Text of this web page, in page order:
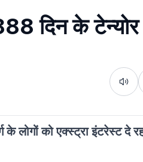
दिन के टेन्योर
Listen
लोगों को एक्स्ट्रा इंटरेस्ट दे